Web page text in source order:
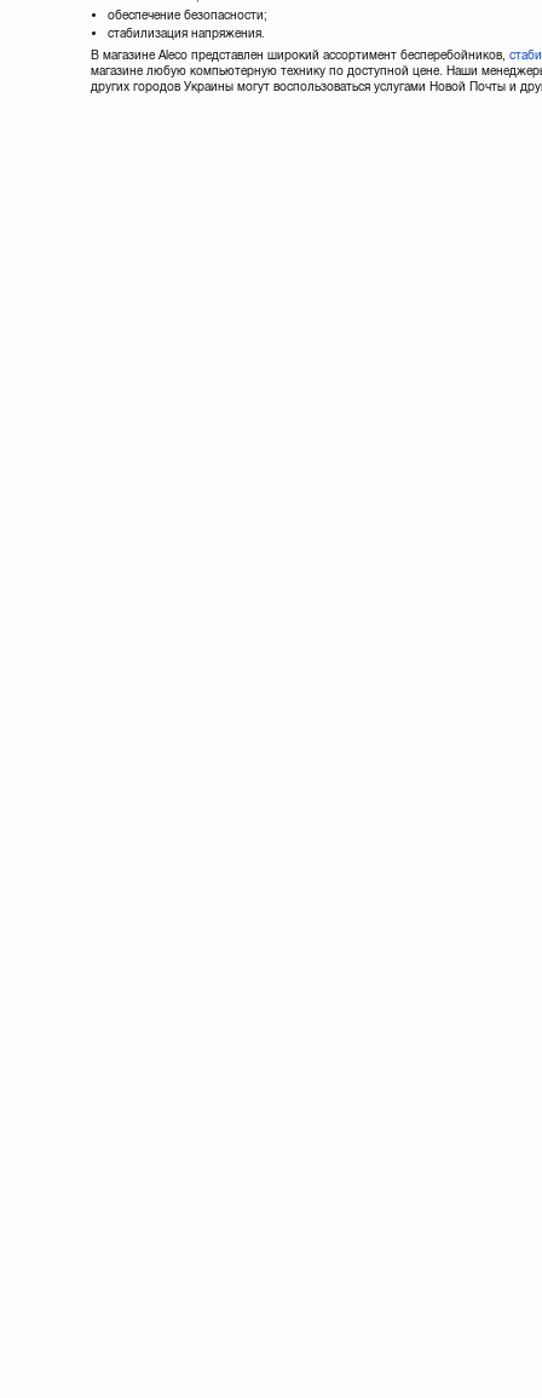
обеспечение безопасности;
стабилизация напряжения.
В магазине Aleco представлен широкий ассортимент бесперебойников,
магазине любую компьютерную технику по доступной цене. Наши
других городов Украины могут воспользоваться услугами Новой Почты и